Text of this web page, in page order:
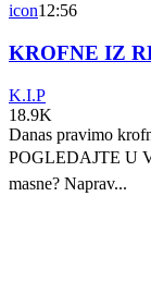
icon12:56
KROFNE IZ
K.I.P
18.9K
Danas pravimo
POGLEDAJTE U
masne? Naprav...